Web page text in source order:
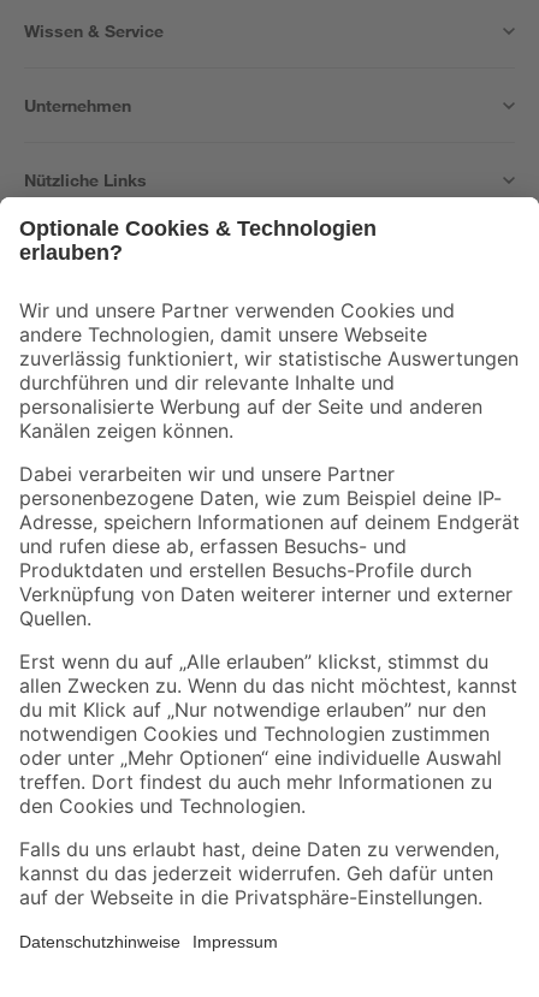
Wissen & Service
Unternehmen
Nützliche Links
Der toom Newsletter: Keine Angebote und Aktionen mehr verpassen!
Zur Newsletter Anmeldung
Folge uns
Zahlungsarten Versandarten
Sicher einkaufen
Jetzt die toom-App herunterladen
Alle Preisangaben in EUR inkl. gesetzl. MwSt.. Die dargestellten Angebote sind unter
Umständen nicht in allen Märkten verfügbar. Die angegebenen Verfügbarkeiten beziehen
Produkte nur solange der Vorrat reicht.
*Paketversand ab 59 € versandkostenfrei, gilt nicht für Artikel mit Speditionsversand, hier